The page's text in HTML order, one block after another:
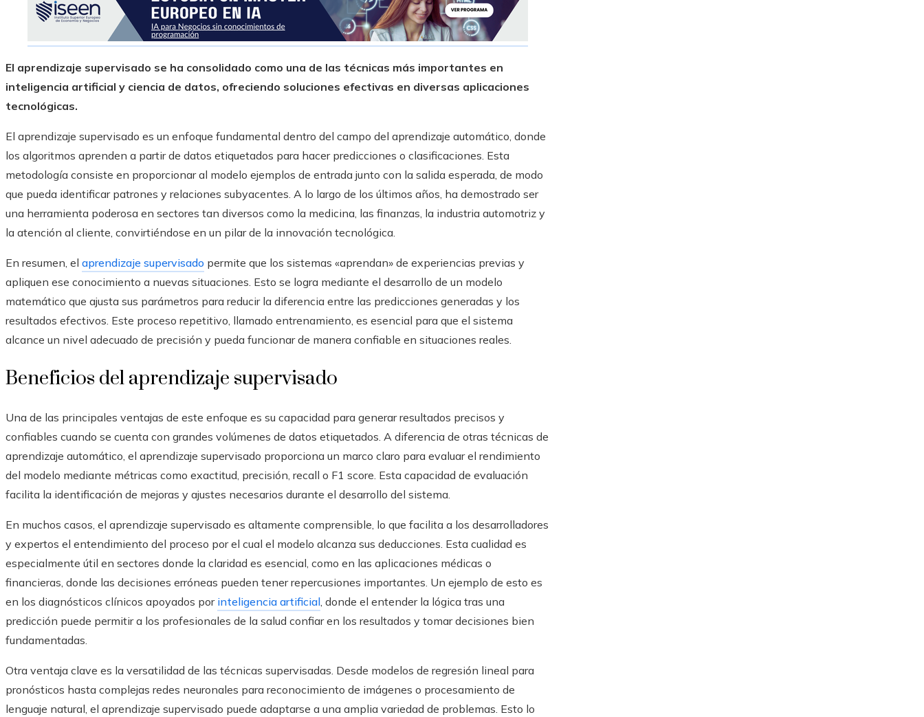
El aprendizaje supervisado se ha consolidado como una de las técnicas más importantes en
inteligencia artificial y ciencia de datos, ofreciendo soluciones efectivas en diversas aplicaciones
tecnológicas.
El aprendizaje supervisado es un enfoque fundamental dentro del campo del aprendizaje automático, donde
los algoritmos aprenden a partir de datos etiquetados para hacer predicciones o clasificaciones. Esta
metodología consiste en proporcionar al modelo ejemplos de entrada junto con la salida esperada, de modo
que pueda identificar patrones y relaciones subyacentes. A lo largo de los últimos años, ha demostrado ser
una herramienta poderosa en sectores tan diversos como la medicina, las finanzas, la industria automotriz y
la atención al cliente, convirtiéndose en un pilar de la innovación tecnológica.
En resumen, el aprendizaje supervisado permite que los sistemas «aprendan» de experiencias previas y
apliquen ese conocimiento a nuevas situaciones. Esto se logra mediante el desarrollo de un modelo
matemático que ajusta sus parámetros para reducir la diferencia entre las predicciones generadas y los
resultados efectivos. Este proceso repetitivo, llamado entrenamiento, es esencial para que el sistema
alcance un nivel adecuado de precisión y pueda funcionar de manera confiable en situaciones reales.
Beneficios del aprendizaje supervisado
Una de las principales ventajas de este enfoque es su capacidad para generar resultados precisos y
confiables cuando se cuenta con grandes volúmenes de datos etiquetados. A diferencia de otras técnicas de
aprendizaje automático, el aprendizaje supervisado proporciona un marco claro para evaluar el rendimiento
del modelo mediante métricas como exactitud, precisión, recall o F1 score. Esta capacidad de evaluación
facilita la identificación de mejoras y ajustes necesarios durante el desarrollo del sistema.
En muchos casos, el aprendizaje supervisado es altamente comprensible, lo que facilita a los desarrolladores
y expertos el entendimiento del proceso por el cual el modelo alcanza sus deducciones. Esta cualidad es
especialmente útil en sectores donde la claridad es esencial, como en las aplicaciones médicas o
financieras, donde las decisiones erróneas pueden tener repercusiones importantes. Un ejemplo de esto es
en los diagnósticos clínicos apoyados por inteligencia artificial, donde el entender la lógica tras una
predicción puede permitir a los profesionales de la salud confiar en los resultados y tomar decisiones bien
fundamentadas.
Otra ventaja clave es la versatilidad de las técnicas supervisadas. Desde modelos de regresión lineal para
pronósticos hasta complejas redes neuronales para reconocimiento de imágenes o procesamiento de
lenguaje natural, el aprendizaje supervisado puede adaptarse a una amplia variedad de problemas. Esto lo